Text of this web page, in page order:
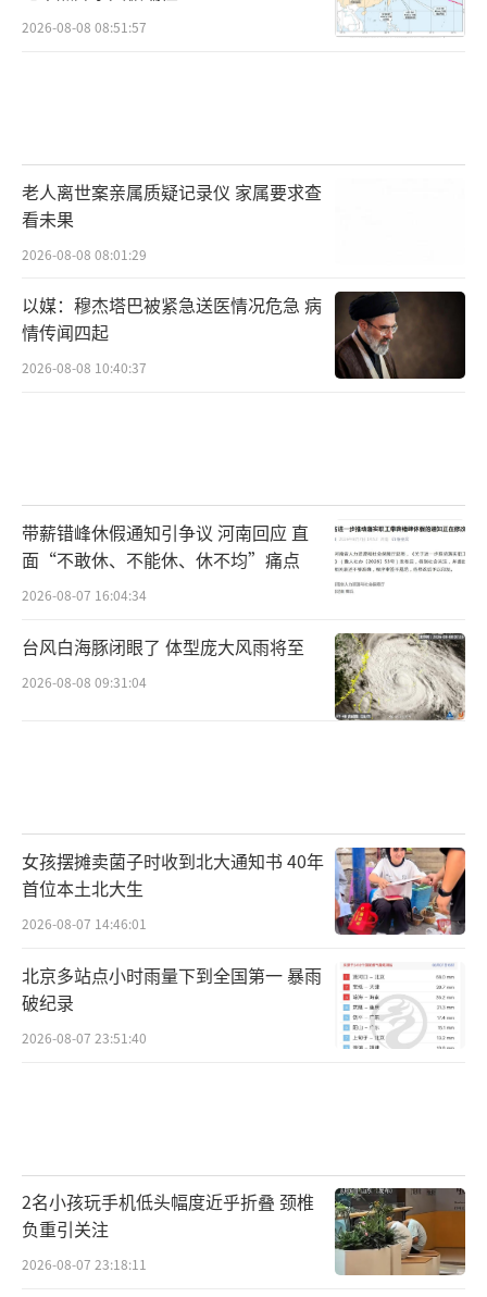
2026-08-08 08:51:57
老人离世案亲属质疑记录仪 家属要求查
看未果
2026-08-08 08:01:29
以媒：穆杰塔巴被紧急送医情况危急 病
情传闻四起
2026-08-08 10:40:37
带薪错峰休假通知引争议 河南回应 直
面“不敢休、不能休、休不均”痛点
2026-08-07 16:04:34
台风白海豚闭眼了 体型庞大风雨将至
2026-08-08 09:31:04
女孩摆摊卖菌子时收到北大通知书 40年
首位本土北大生
2026-08-07 14:46:01
北京多站点小时雨量下到全国第一 暴雨
破纪录
2026-08-07 23:51:40
2名小孩玩手机低头幅度近乎折叠 颈椎
负重引关注
2026-08-07 23:18:11